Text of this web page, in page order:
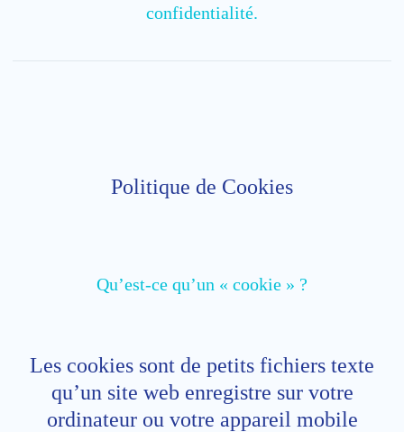
confidentialité.
Politique de Cookies
Qu’est-ce qu’un « cookie » ?
Les cookies sont de petits fichiers texte
qu’un site web enregistre sur votre
ordinateur ou votre appareil mobile